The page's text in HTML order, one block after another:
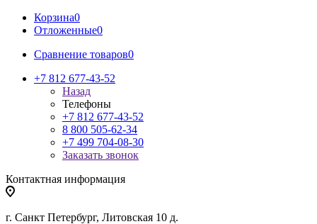
Корзина0
Отложенные0
Сравнение товаров0
+7 812 677-43-52
Назад
Телефоны
+7 812 677-43-52
8 800 505-62-34
+7 499 704-08-30
Заказать звонок
Контактная информация
г. Санкт Петербург, Литовская 10 д.